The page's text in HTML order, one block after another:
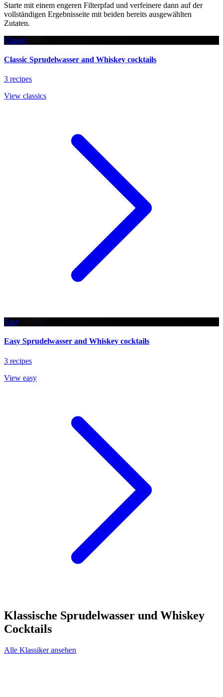
Starte mit einem engeren Filterpfad und verfeinere dann auf der
vollständigen Ergebnisseite mit beiden bereits ausgewählten
Zutaten.
Classic
Classic Sprudelwasser and Whiskey cocktails
3 recipes
View classics
Easy
Easy Sprudelwasser and Whiskey cocktails
3 recipes
View easy
Klassische Sprudelwasser und Whiskey
Cocktails
Alle Klassiker ansehen